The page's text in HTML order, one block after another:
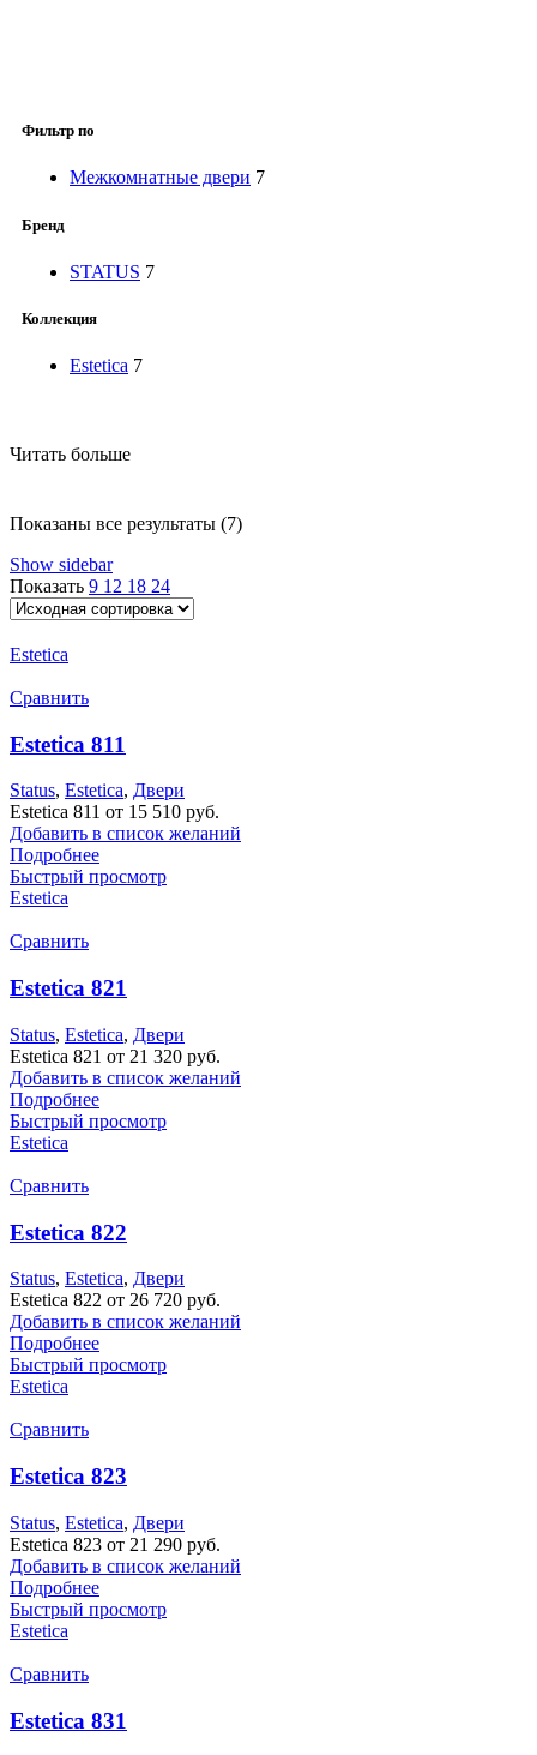
Фильтр по
Межкомнатные двери 7
Бренд
STATUS 7
Коллекция
Estetica 7
Читать больше
Показаны все результаты (7)
Show sidebar
Показать 9 12 18 24
Estetica
Сравнить
Estetica 811
Status, Estetica, Двери
Estetica 811 от 15 510 руб.
Добавить в список желаний
Подробнее
Быстрый просмотр
Estetica
Сравнить
Estetica 821
Status, Estetica, Двери
Estetica 821 от 21 320 руб.
Добавить в список желаний
Подробнее
Быстрый просмотр
Estetica
Сравнить
Estetica 822
Status, Estetica, Двери
Estetica 822 от 26 720 руб.
Добавить в список желаний
Подробнее
Быстрый просмотр
Estetica
Сравнить
Estetica 823
Status, Estetica, Двери
Estetica 823 от 21 290 руб.
Добавить в список желаний
Подробнее
Быстрый просмотр
Estetica
Сравнить
Estetica 831